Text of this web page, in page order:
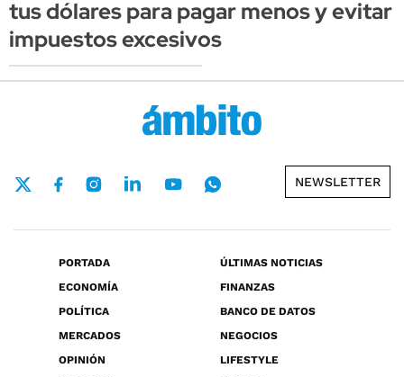
tus dólares para pagar menos y evitar
impuestos excesivos
NEWSLETTER
PORTADA
ÚLTIMAS NOTICIAS
ECONOMÍA
FINANZAS
POLÍTICA
BANCO DE DATOS
MERCADOS
NEGOCIOS
OPINIÓN
LIFESTYLE